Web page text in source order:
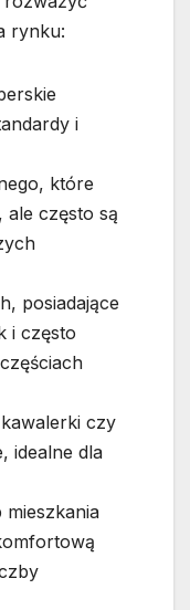
rynku:
i
które
ale często są
posiadające
i często
czy
idealne dla